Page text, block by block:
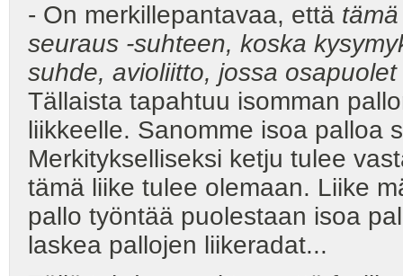
- On merkillepantavaa, että
seuraus -suhteen, koska
suhde, avioliitto, jossa
Tällaista tapahtuu isomman
liikkeelle. Sanomme isoa palloa
Merkitykselliseksi ketju tulee
tämä liike tulee olemaan. Liike
pallo työntää puolestaan isoa
laskea pallojen liikeradat...